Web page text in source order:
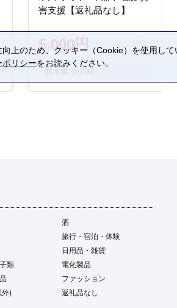
害支援【返礼品なし】
5,000円
酒
旅行・宿泊・体験
日用品・雑貨
類
電化製品
ファッション
外) 返礼品なし
上のため、クッキー（Cookie）を使用し
ポリシーをお読みください。